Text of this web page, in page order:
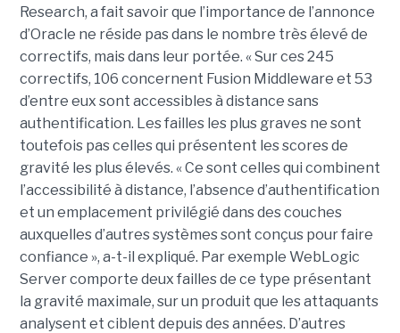
Research, a fait savoir que l’importance de l’annonce
d’Oracle ne réside pas dans le nombre très élevé de
correctifs, mais dans leur portée. « Sur ces 245
correctifs, 106 concernent Fusion Middleware et 53
d’entre eux sont accessibles à distance sans
authentification. Les failles les plus graves ne sont
toutefois pas celles qui présentent les scores de
gravité les plus élevés. « Ce sont celles qui combinent
l’accessibilité à distance, l’absence d’authentification
et un emplacement privilégié dans des couches
auxquelles d’autres systèmes sont conçus pour faire
confiance », a-t-il expliqué. Par exemple WebLogic
Server comporte deux failles de ce type présentant
la gravité maximale, sur un produit que les attaquants
analysent et ciblent depuis des années. D’autres